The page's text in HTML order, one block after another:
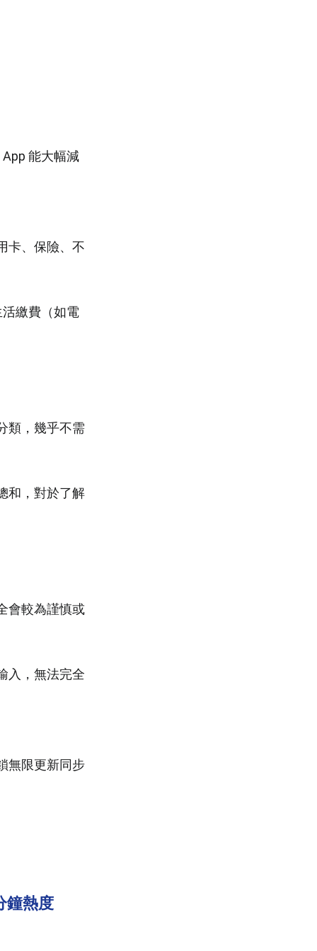
能大幅減
卡、保險、不
繳費（如電
類，幾乎不需
和，對於了解
會較為謹慎或
入，無法完全
無限更新同步
鐘熱度